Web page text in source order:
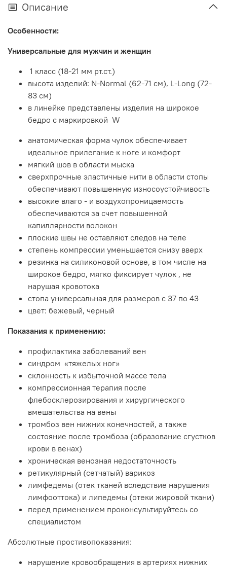
Описание
Особенности:
Универсальные для мужчин и женщин
1 класс (18-21 мм рт.ст.)
высота изделий: N-Normal (62-71 cм), L-Long (72-
83 см)
в линейке представлены изделия на широкое
бедро с маркировкой W
анатомическая форма чулок обеспечивает
идеальное прилегание к ноге и комфорт
мягкий шов в области мыска
сверхпрочные эластичные нити в области стопы
обеспечивают повышенную износоустойчивость
высокие влаго - и воздухопроницаемость
обеспечиваются за счет повышенной
капиллярности волокон
плоские швы не оставляют следов на теле
степень компрессии уменьшается снизу вверх
резинка на силиконовой основе, в том числе на
широкое бедро, мягко фиксирует чулок , не
нарушая кровотока
стопа универсальная для размеров с 37 по 43
цвет: бежевый, черный
Показания к применению:
профилактика заболеваний вен
синдром «тяжелых ног»
склонность к избыточной массе тела
компрессионная терапия после
флебосклерозирования и хирургического
вмешательства на вены
тромбоз вен нижних конечностей, а также
состояние после тромбоза (образование сгустков
крови в венах)
хроническая венозная недостаточность
ретикулярный (сетчатый) варикоз
лимфедемы (отек тканей вследствие нарушения
лимфооттока) и липедемы (отеки жировой ткани)
перед применением проконсультируйтесь со
специалистом
Абсолютные простивопоказания:
нарушение кровообращения в артериях нижних